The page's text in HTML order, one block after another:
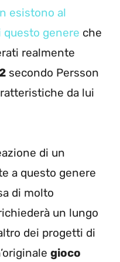
esistono al
genere che
realmente
secondo Persson
da lui
di un
a questo genere
di molto
un lungo
dei progetti di
gioco